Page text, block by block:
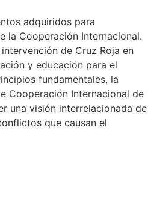
adquiridos para
la Cooperación Internacional.
de Cruz Roja en
y educación para el
fundamentales, la
Cooperación Internacional de
una visión interrelacionada de
que causan el